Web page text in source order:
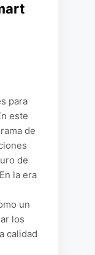
para
este
de
de
la era
un
los
calidad